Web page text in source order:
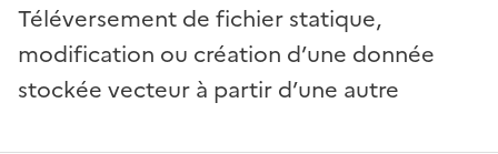
Téléversement de fichier statique,
modification ou création d’une donnée
stockée vecteur à partir d’une autre